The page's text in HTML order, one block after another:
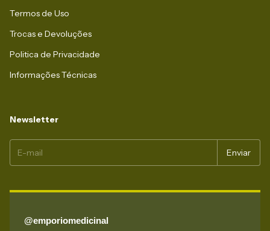
Termos de Uso
Trocas e Devoluções
Politica de Privacidade
Informações Técnicas
Newsletter
@emporiomedicinal